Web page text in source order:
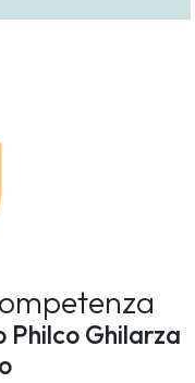
Philco Ghilarza